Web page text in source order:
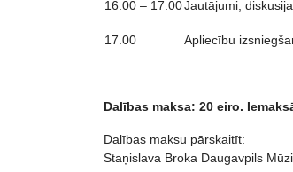
16.00 – 17.00Jautājumi, diskusija
17.00 Apliecību
Dalības maksa: 20 eiro.
Dalības maksu pārskaitīt:
Staņislava Broka Daugavpils